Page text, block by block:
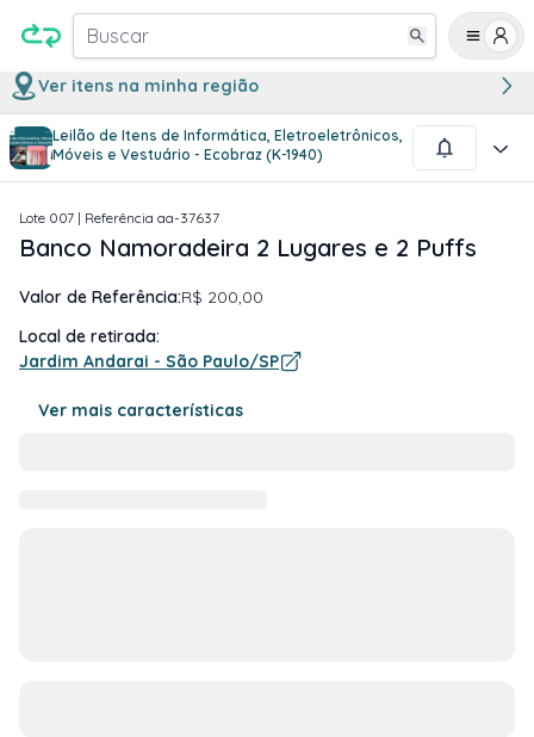
Buscar
Ver itens na minha região
Leilão de Itens de Informática, Eletroeletrônicos,
Móveis e Vestuário - Ecobraz (K-1940)
1/1
Lote 007 | Referência aa-37637
Banco Namoradeira 2 Lugares e 2 Puffs
Valor de Referência:R$ 200,00
Local de retirada:
Jardim Andarai - São Paulo/SP
Ver mais características